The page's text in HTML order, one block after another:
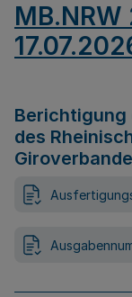
MB.NRW
Berichtigung
des